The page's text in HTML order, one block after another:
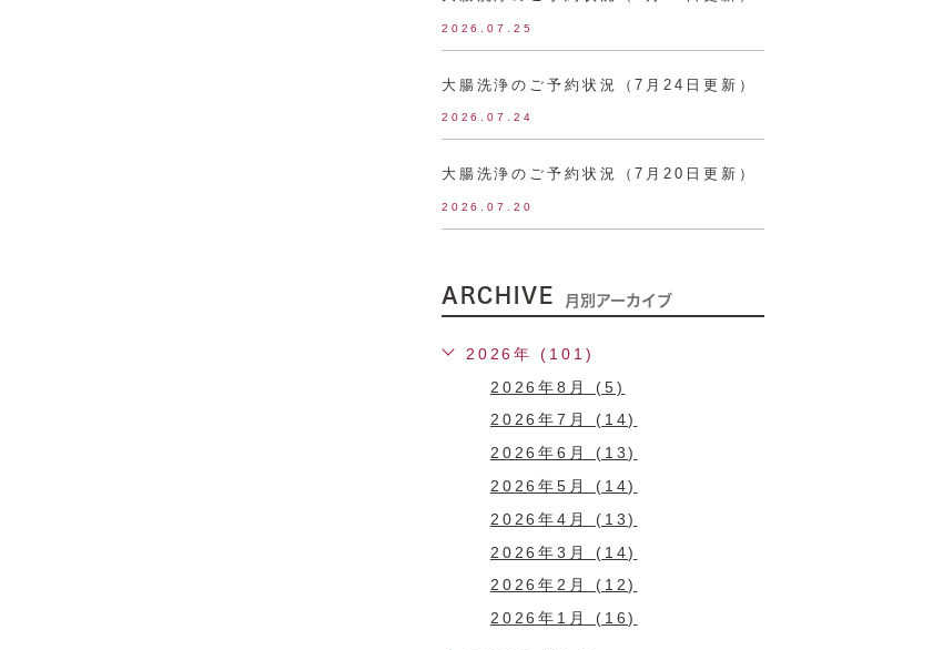
2026.07.25
大腸洗浄のご予約状況（7月24日更新）
2026.07.24
大腸洗浄のご予約状況（7月20日更新）
2026.07.20
ARCHIVE 月別アーカイブ
2026年 (101)
2026年8月 (5)
2026年7月 (14)
2026年6月 (13)
2026年5月 (14)
2026年4月 (13)
2026年3月 (14)
2026年2月 (12)
2026年1月 (16)